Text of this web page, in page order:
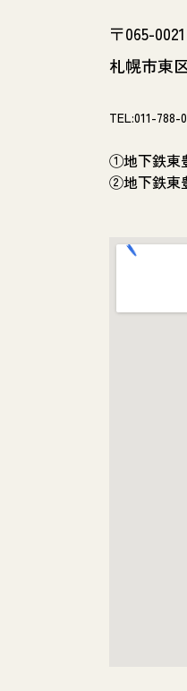
〒065-0021
札幌市東
TEL:011-788-
①地下鉄東
②地下鉄東